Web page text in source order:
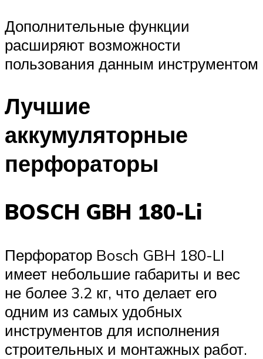
Дополнительные функции
расширяют возможности
пользования данным инструментом
Лучшие
аккумуляторные
перфораторы
BOSCH GBH 180-Li
Перфоратор Bosch GBH 180-LI
имеет небольшие габариты и вес
не более 3.2 кг, что делает его
одним из самых удобных
инструментов для исполнения
строительных и монтажных работ.